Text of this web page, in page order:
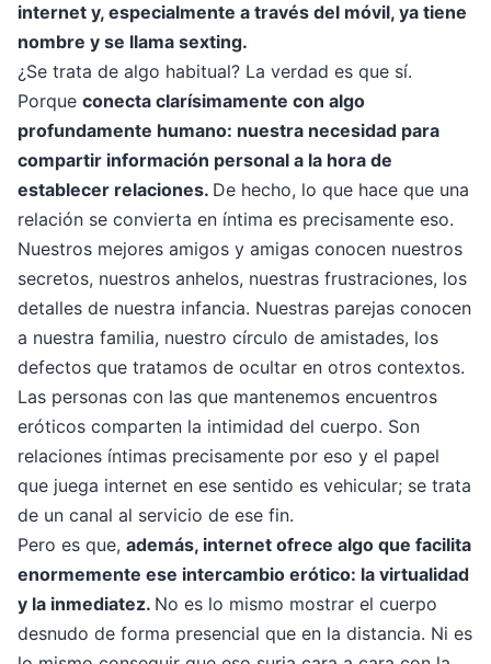
internet y, especialmente a través del móvil, ya tiene
nombre y se llama sexting.
¿Se trata de algo habitual? La verdad es que sí.
Porque conecta clarísimamente con algo
profundamente humano: nuestra necesidad para
compartir información personal a la hora de
establecer relaciones. De hecho, lo que hace que una
relación se convierta en íntima es precisamente eso.
Nuestros mejores amigos y amigas conocen nuestros
secretos, nuestros anhelos, nuestras frustraciones, los
detalles de nuestra infancia. Nuestras parejas conocen
a nuestra familia, nuestro círculo de amistades, los
defectos que tratamos de ocultar en otros contextos.
Las personas con las que mantenemos encuentros
eróticos comparten la intimidad del cuerpo. Son
relaciones íntimas precisamente por eso y el papel
que juega internet en ese sentido es vehicular; se trata
de un canal al servicio de ese fin.
Pero es que, además, internet ofrece algo que facilita
enormemente ese intercambio erótico: la virtualidad
y la inmediatez. No es lo mismo mostrar el cuerpo
desnudo de forma presencial que en la distancia. Ni es